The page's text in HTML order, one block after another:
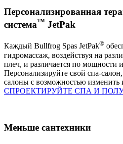
Персонализированная
система™ JetPak
Каждый Bullfrog Spas JetPak®
гидромассаж, воздействуя на
плеч, и различается по мощности
Персонализируйте свой спа-
салоны с возможностью изменить
СПРОЕКТИРУЙТЕ СПА И
Меньше сантехники